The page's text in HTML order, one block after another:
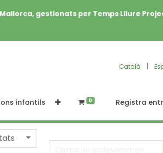
gestionats per Temps Lliure
Català |
infantils 0 Registra